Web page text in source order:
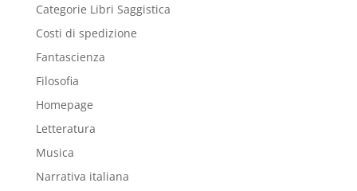
Categorie Libri Saggistica
Costi di spedizione
Fantascienza
Filosofia
Homepage
Letteratura
Musica
Narrativa italiana